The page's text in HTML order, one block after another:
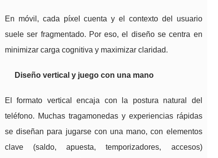
En móvil, cada píxel cuenta y el contexto del usuario
suele ser fragmentado. Por eso, el diseño se centra en
minimizar carga cognitiva y maximizar claridad.
Diseño vertical y juego con una mano
El formato vertical encaja con la postura natural del
teléfono. Muchas tragamonedas y experiencias rápidas
se diseñan para jugarse con una mano, con elementos
clave (saldo, apuesta, temporizadores, accesos)